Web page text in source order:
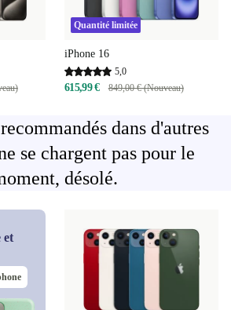
Quantité limitée
iPhone 16
5,0
615,99 € 849,00 € (Nouveau)
dans d'autres
se chargent pas pour le
désolé.
et